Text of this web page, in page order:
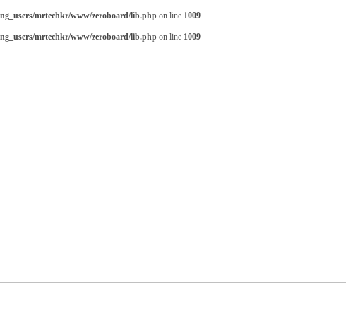
mrtechkr/www/zeroboard/lib.php on line 1009
mrtechkr/www/zeroboard/lib.php on line 1009